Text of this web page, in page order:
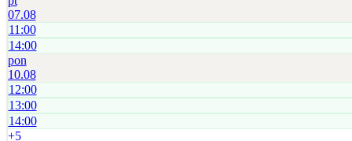
07.08
11:00
14:00
pon
10.08
12:00
13:00
14:00
+5